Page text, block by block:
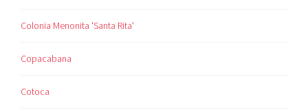
Colonia Menonita 'Santa Rita'
Copacabana
Cotoca